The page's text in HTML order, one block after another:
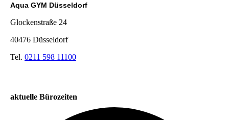
Aqua GYM Düsseldorf
Glockenstraße 24
40476 Düsseldorf
Tel. 0211 598 11100
aktuelle Bürozeiten